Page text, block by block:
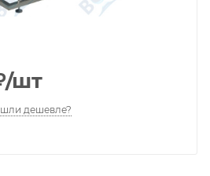
/шт
дешевле?